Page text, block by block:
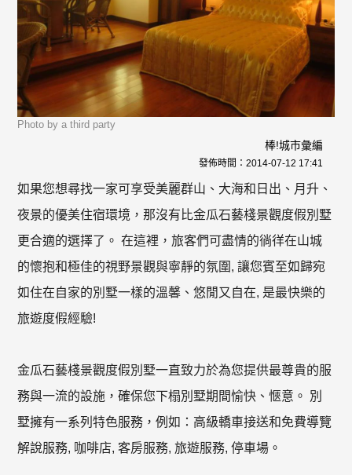
Photo by a third party
棒!城市彙編
發佈時間： 2014-07-12 17:41
如果您想尋找一家可享受美麗群山、大海和日出、月升、
夜景的優美住宿環境，那沒有比金瓜石藝棧景觀度假別墅
更合適的選擇了。 在這裡，旅客們可盡情的徜徉在山城
的懷抱和極佳的視野景觀與寧靜的氛圍, 讓您賓至如歸宛
如住在自家的別墅一樣的溫馨、悠閒又自在, 是最快樂的
旅遊度假經驗!
金瓜石藝棧景觀度假別墅一直致力於為您提供最尊貴的服
務與一流的設施，確保您下榻別墅期間愉快、愜意。 別
墅擁有一系列特色服務，例如：高級轎車接送和免費導覽
解說服務, 咖啡店, 客房服務, 旅遊服務, 停車場。